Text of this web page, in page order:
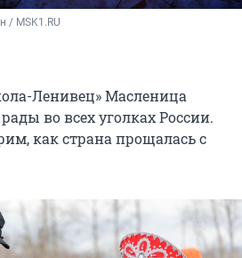
/ MSK1.RU
Ленивец» Масленица
во всех уголках России.
как страна прощалась с